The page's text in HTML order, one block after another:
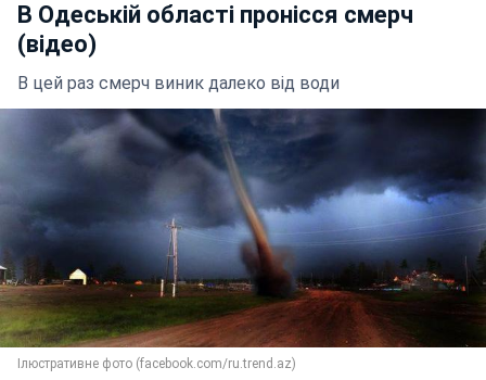
В Одеській області пронісся смерч
(відео)
В цей раз смерч виник далеко від води
Ілюстративне фото (facebook.com/ru.trend.az)